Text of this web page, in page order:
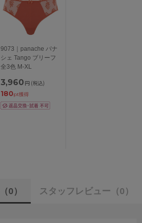
9073｜panache パナ
シェ Tango ブリーフ
全3色 M-XL
3,960 円 (税込)
180pt獲得
（0） スタッフレビュー （0）